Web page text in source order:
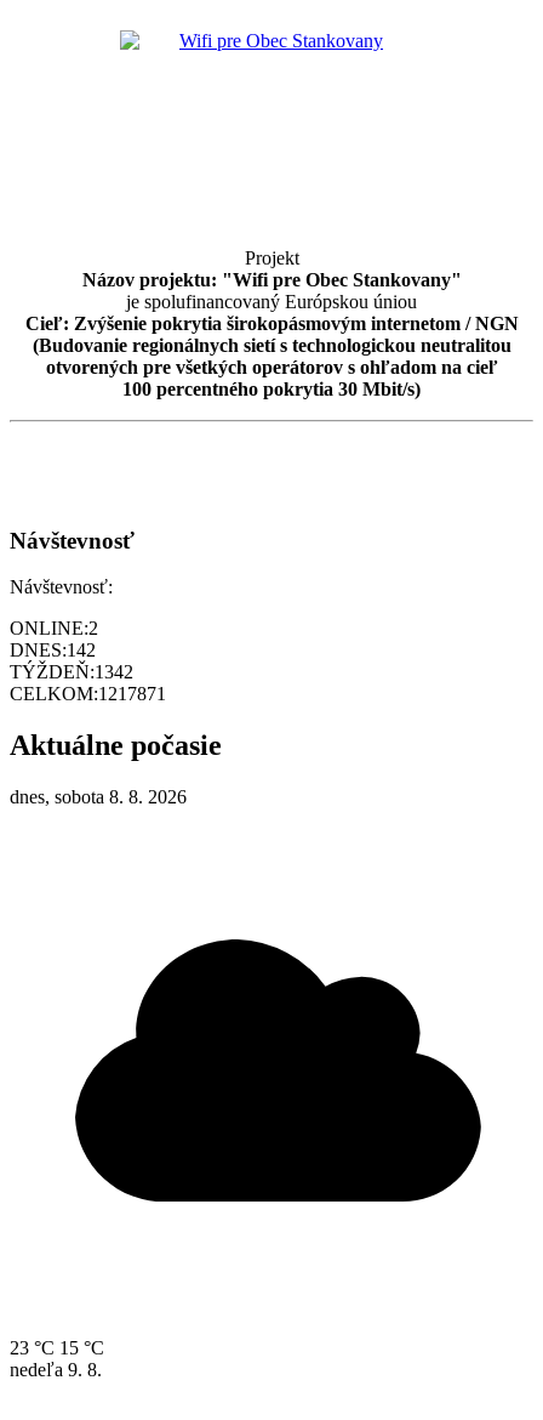
Projekt
Názov projektu: "Wifi pre Obec Stankovany"
je spolufinancovaný Európskou úniou
Cieľ: Zvýšenie pokrytia širokopásmovým internetom / NGN
(Budovanie regionálnych sietí s technologickou neutralitou
otvorených pre všetkých operátorov s ohľadom na cieľ
100 percentného pokrytia 30 Mbit/s)
Návštevnosť
Návštevnosť:
ONLINE:2
DNES:142
TÝŽDEŇ:1342
CELKOM:1217871
Aktuálne počasie
dnes, sobota 8. 8. 2026
23 °C 15 °C
nedeľa 9. 8.